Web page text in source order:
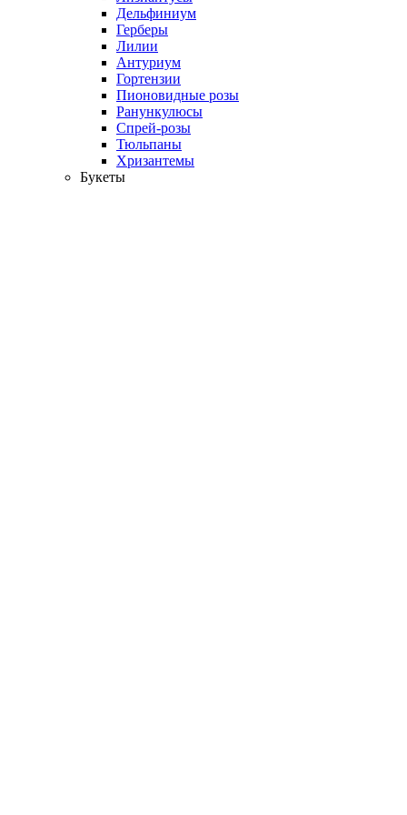
Дельфиниум
Герберы
Лилии
Антуриум
Гортензии
Пионовидные розы
Ранункулюсы
Спрей-розы
Тюльпаны
Хризантемы
Букеты